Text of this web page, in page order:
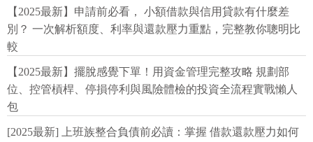
【2025最新】申請前必看， 小額借款與信用貸款有什麼差
別？ 一次解析額度、利率與還款壓力重點，完整教你聰明比
較
【2025最新】擺脫感覺下單！用資金管理完整攻略 規劃部
位、控管槓桿、停損停利與風險體檢的投資全流程實戰懶人
包
[2025最新] 上班族整合負債前必讀：掌握 借款還款壓力如何